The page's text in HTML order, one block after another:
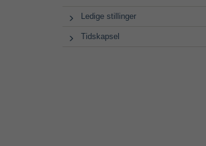
Ledige stillinger
Tidskapsel